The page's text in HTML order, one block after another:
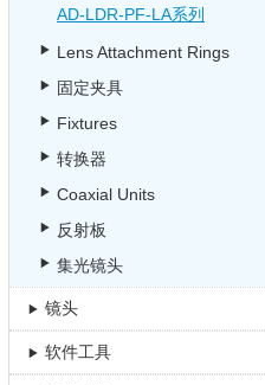
AD-LDR-PF-LA系列
Lens Attachment Rings
固定夹具
Fixtures
转换器
Coaxial Units
反射板
集光镜头
镜头
软件工具